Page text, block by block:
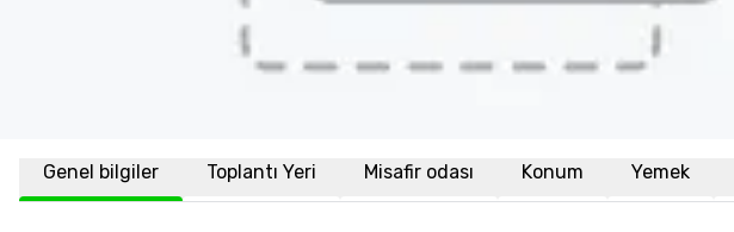
Genel bilgiler Toplantı Yeri Misafir odası Konum Yemek